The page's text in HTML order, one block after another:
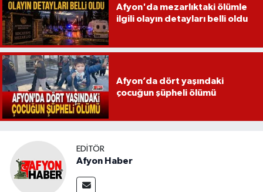
Afyon'da mezarlıktaki ölümle
ilgili olayın detayları belli oldu
Afyon’da dört yaşındaki
çocuğun şüpheli ölümü
EDITÖR
Afyon Haber